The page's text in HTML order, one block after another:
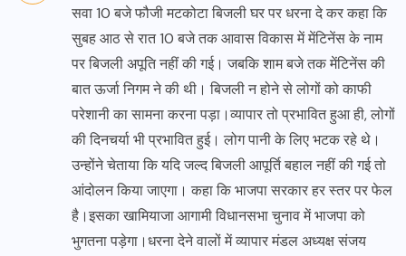
सवा 10 बजे फौजी मटकोटा बिजली घर पर धरना दे कर कहा कि
सुबह आठ से रात 10 बजे तक आवास विकास में मेंटिनेंस के नाम
पर बिजली अपूति नहीं की गई। जबकि शाम बजे तक मेंटिनेंस की
बात ऊर्जा निगम ने की थी। बिजली न होने से लोगों को काफी
परेशानी का सामना करना पड़ा।व्यापार तो प्रभावित हुआ ही, लोगों
की दिनचर्या भी प्रभावित हुई। लोग पानी के लिए भटक रहे थे।
उन्होंने चेताया कि यदि जल्द बिजली आपूर्ति बहाल नहीं की गई तो
आंदोलन किया जाएगा। कहा कि भाजपा सरकार हर स्तर पर फेल
है।इसका खामियाजा आगामी विधानसभा चुनाव में भाजपा को
भुगतना पड़ेगा।धरना देने वालों में व्यापार मंडल अध्यक्ष संजय